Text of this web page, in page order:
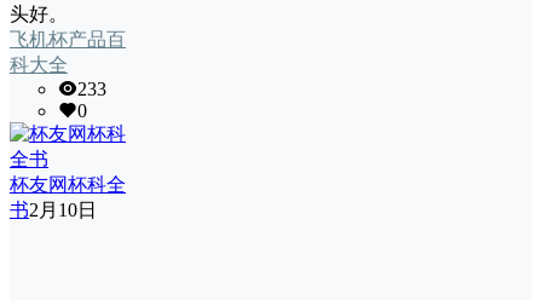
头好。
飞机杯产品百
科大全
233
0
杯友网杯科全
书2月10日